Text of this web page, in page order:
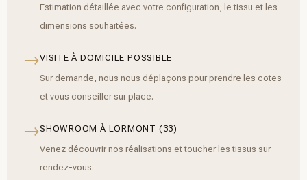
Estimation détaillée avec votre configuration, le tissu et les
dimensions souhaitées.
→VISITE À DOMICILE POSSIBLE
Sur demande, nous nous déplaçons pour prendre les cotes
et vous conseiller sur place.
→SHOWROOM À LORMONT (33)
Venez découvrir nos réalisations et toucher les tissus sur
rendez-vous.